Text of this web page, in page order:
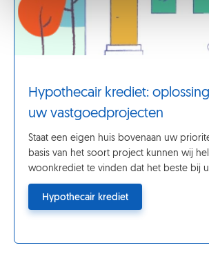
Hypothecair krediet:
uw vastgoedprojecten
Staat een eigen huis bovenaan uw
basis van het soort project kunnen wij
woonkrediet te vinden dat het beste bij u
Hypothecair krediet